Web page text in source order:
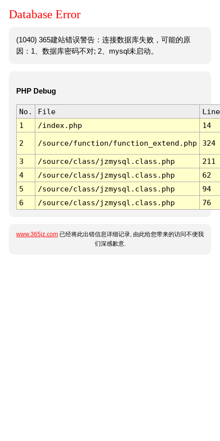
Database Error
(1040) 365建站错误警告：连接数据库失败，可能的原
因：1、数据库密码不对; 2、mysql未启动。
PHP Debug
No. File
Line
1
/index.php 14
2 /source/function/function_extend.php 324
3 /source/class/jzmysql.class.php
211
4
/source/class/jzmysql.class.php
62
5
/source/class/jzmysql.class.php
94
6
/source/class/jzmysql.class.php 76
www.365jz.com 已经将此出错信息详细记录, 由此给您带来的访问不便我
们深感歉意.